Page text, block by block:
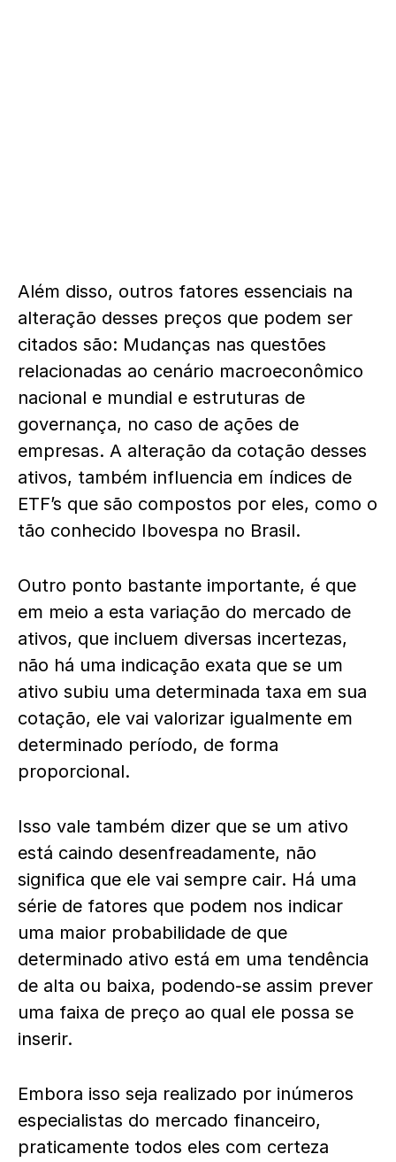
Além disso, outros fatores essenciais na
alteração desses preços que podem ser
citados são: Mudanças nas questões
relacionadas ao cenário macroeconômico
nacional e mundial e estruturas de
governança, no caso de ações de
empresas. A alteração da cotação desses
ativos, também influencia em índices de
ETF’s que são compostos por eles, como o
tão conhecido Ibovespa no Brasil.
Outro ponto bastante importante, é que
em meio a esta variação do mercado de
ativos, que incluem diversas incertezas,
não há uma indicação exata que se um
ativo subiu uma determinada taxa em sua
cotação, ele vai valorizar igualmente em
determinado período, de forma
proporcional.
Isso vale também dizer que se um ativo
está caindo desenfreadamente, não
significa que ele vai sempre cair. Há uma
série de fatores que podem nos indicar
uma maior probabilidade de que
determinado ativo está em uma tendência
de alta ou baixa, podendo-se assim prever
uma faixa de preço ao qual ele possa se
inserir.
Embora isso seja realizado por inúmeros
especialistas do mercado financeiro,
praticamente todos eles com certeza